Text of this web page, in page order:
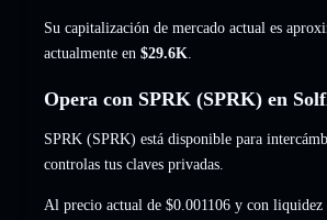
Su capitalización de mercado actual es
actualmente en $29.6K
Opera con SPRK (SPRK) en
SPRK (SPRK) está disponible para
controlas tus claves privadas.
Al precio actual de $0.001106 y con